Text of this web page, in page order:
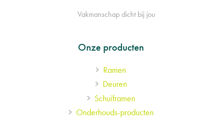
Vakmanschap dicht bij jou
Onze producten
Ramen
Deuren
Schuiframen
Onderhouds-producten